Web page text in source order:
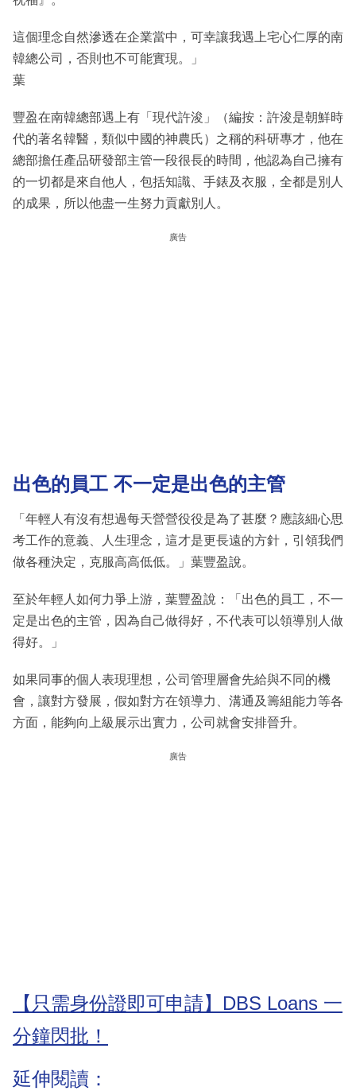
這個理念自然滲透在企業當中，可幸讓我遇上宅心仁厚的南
韓總公司，否則也不可能實現。」
葉
豐盈在南韓總部遇上有「現代許浚」（編按：許浚是朝鮮時
代的著名韓醫，類似中國的神農氏）之稱的科研專才，他在
總部擔任產品研發部主管一段很長的時間，他認為自己擁有
的一切都是來自他人，包括知識、手錶及衣服，全都是別人
的成果，所以他盡一生努力貢獻別人。
廣告
出色的員工 不一定是出色的主管
「年輕人有沒有想過每天營營役役是為了甚麼？應該細心思
考工作的意義、人生理念，這才是更長遠的方針，引領我們
做各種決定，克服高高低低。」葉豐盈說。
至於年輕人如何力爭上游，葉豐盈說：「出色的員工，不一
定是出色的主管，因為自己做得好，不代表可以領導別人做
得好。」
如果同事的個人表現理想，公司管理層會先給與不同的機
會，讓對方發展，假如對方在領導力、溝通及籌組能力等各
方面，能夠向上級展示出實力，公司就會安排晉升。
廣告
【只需身份證即可申請】DBS Loans 一
分鐘閃批！
延伸閱讀：